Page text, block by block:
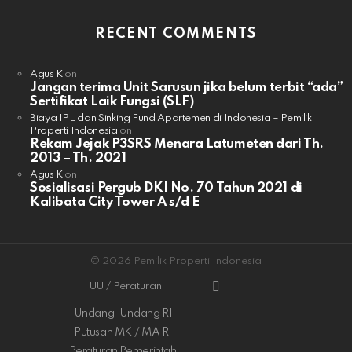
RECENT COMMENTS
Agus Kon
Jangan terima Unit Sarusun jika belum terbit “ada”
Sertifikat Laik Fungsi (SLF)
Biaya IPL dan Sinking Fund Apartemen di Indonesia – Pemilik
Properti Indonesia on
Rekam Jejak P3SRS Menara Latumeten dari Th.
2013 – Th. 2021
Agus Kon
Sosialisasi Pergub DKI No. 70 Tahun 2021 di
Kalibata City Tower A s/d E
© 2026 Pemilik Properti Indonesia
UU / Peraturan
Undang-Undang RI
Putusan MK / MA RI